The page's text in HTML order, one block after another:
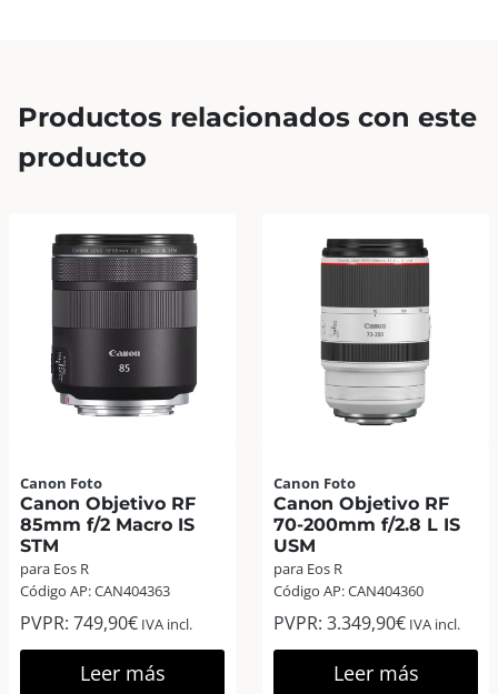
Productos relacionados con este
producto
Canon Foto
Canon Objetivo RF
85mm f/2 Macro IS
STM
para Eos R
Código AP: CAN404363
PVPR: 749,90€ IVA incl.
Leer más
Canon Foto
Canon Objetivo RF
70-200mm f/2.8 L IS
USM
para Eos R
Código AP: CAN404360
PVPR: 3.349,90€ IVA incl.
Leer más